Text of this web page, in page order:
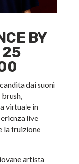
BY
25
dai suoni
virtuale in
live
la fruizione
artista